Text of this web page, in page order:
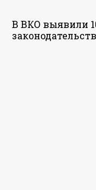
В ВКО выявили